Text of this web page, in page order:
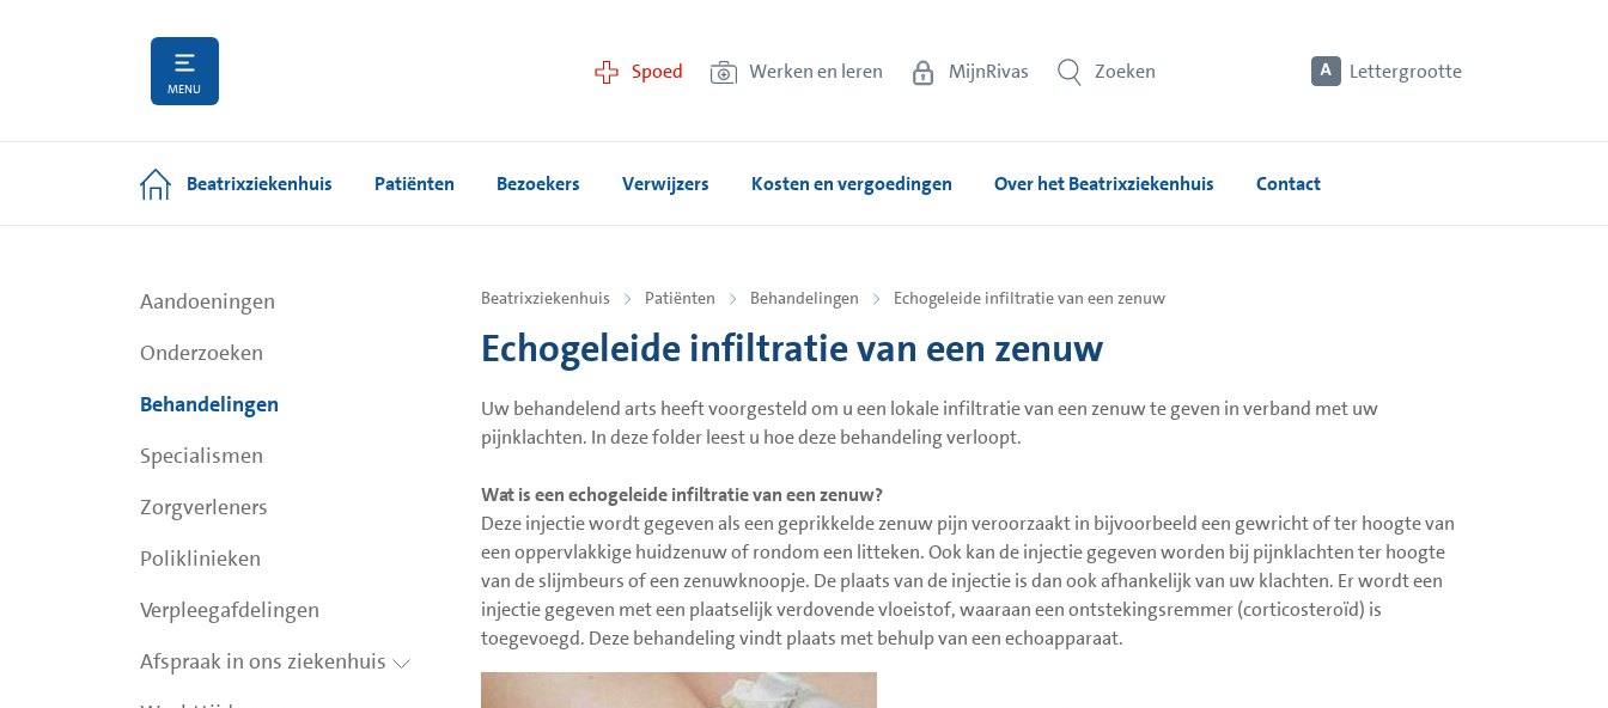
MENU
Spoed Werken en leren MijnRivas Zoeken Lettergrootte
Beatrixziekenhuis Patiënten Bezoekers Verwijzers Kosten en vergoedingen Over het Beatrixziekenhuis Contact
Aandoeningen
Onderzoeken
Behandelingen
Specialismen
Zorgverleners
Poliklinieken
Verpleegafdelingen
Afspraak in ons ziekenhuis
Beatrixziekenhuis Patiënten Behandelingen Echogeleide infiltratie van een zenuw
Echogeleide infiltratie van een zenuw
Uw behandelend arts heeft voorgesteld om u een lokale infiltratie van een zenuw te geven in verband met uw
pijnklachten. In deze folder leest u hoe deze behandeling verloopt.
Wat is een echogeleide infiltratie van een zenuw?
Deze injectie wordt gegeven als een geprikkelde zenuw pijn veroorzaakt in bijvoorbeeld een gewricht of ter hoogte van
een oppervlakkige huidzenuw of rondom een litteken. Ook kan de injectie gegeven worden bij pijnklachten ter hoogte
van de slijmbeurs of een zenuwknoopje. De plaats van de injectie is dan ook afhankelijk van uw klachten. Er wordt een
injectie gegeven met een plaatselijk verdovende vloeistof, waaraan een ontstekingsremmer (corticosteroïd) is
toegevoegd. Deze behandeling vindt plaats met behulp van een echoapparaat.